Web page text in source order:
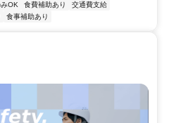
OK 食費補助あり
交通費支給
食事補助あり